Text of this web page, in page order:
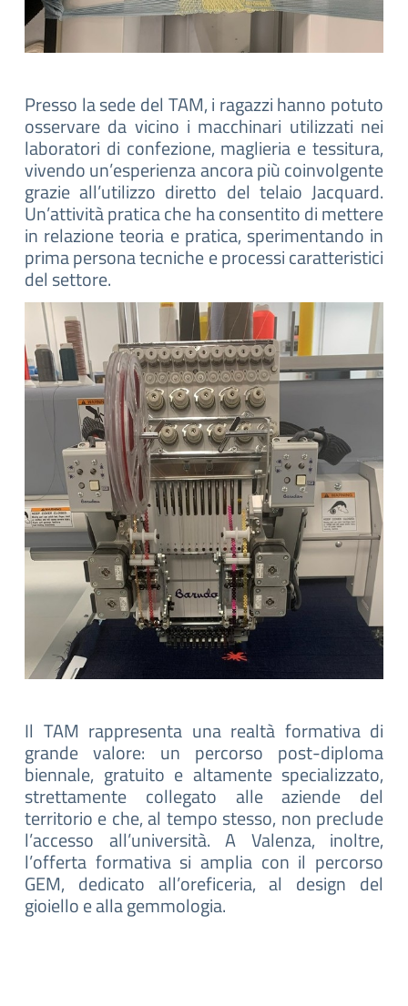
Presso la sede del TAM, i ragazzi hanno potuto
osservare da vicino i macchinari utilizzati nei
laboratori di confezione, maglieria e tessitura,
vivendo un’esperienza ancora più coinvolgente
grazie all’utilizzo diretto del telaio Jacquard.
Un’attività pratica che ha consentito di mettere
in relazione teoria e pratica, sperimentando in
prima persona tecniche e processi caratteristici
del settore.
Il TAM rappresenta una realtà formativa di
grande valore: un percorso post-diploma
biennale, gratuito e altamente specializzato,
strettamente collegato alle aziende del
territorio e che, al tempo stesso, non preclude
l’accesso all’università. A Valenza, inoltre,
l’offerta formativa si amplia con il percorso
GEM, dedicato all’oreficeria, al design del
gioiello e alla gemmologia.